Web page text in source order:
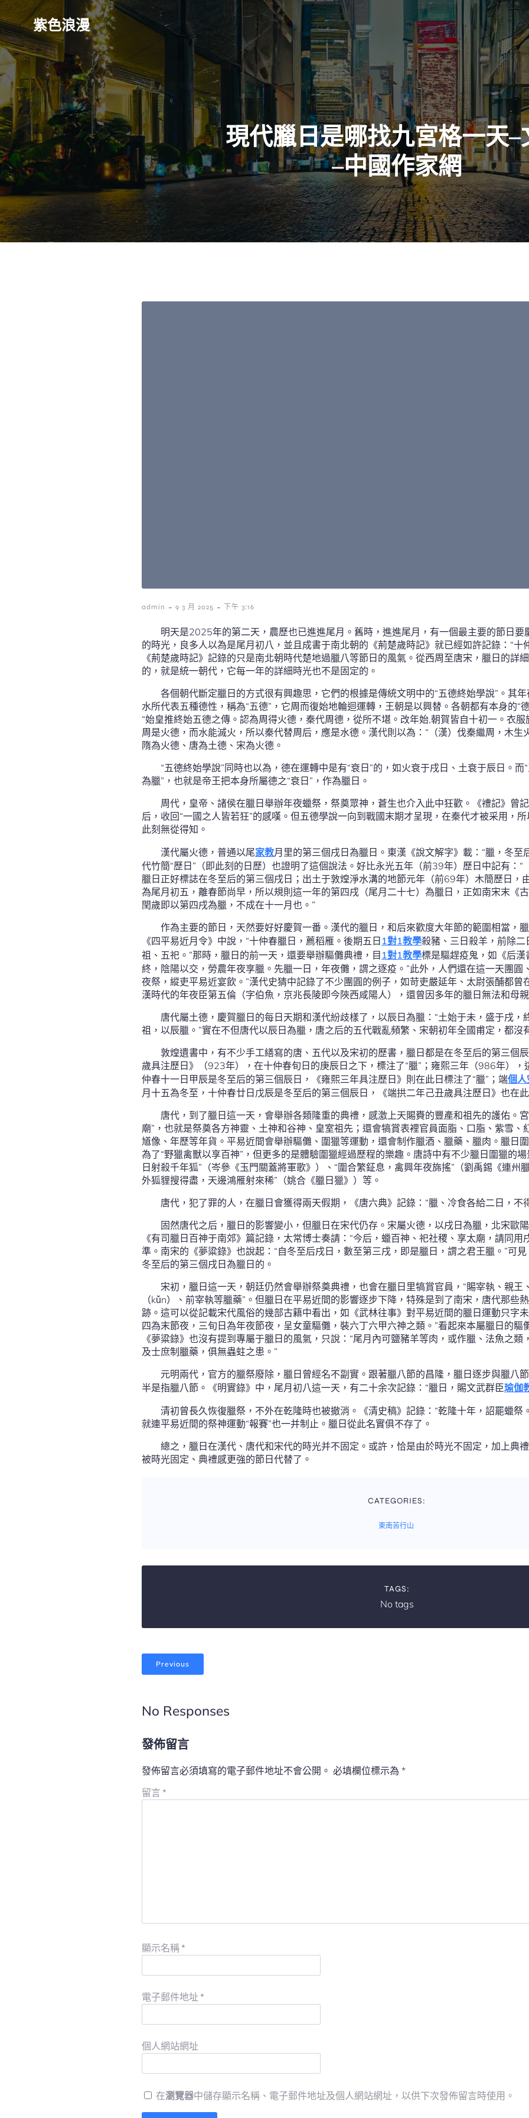
Skip
to
content 紫色浪漫
現代臘日是哪找九宮格一天–
–中國作家網
admin - 9 3 月 2025 - 下午 3:16
明天是2025年的第二天，農歷也已進進尾月。舊時，進進尾月，有一個最主要的節日要
的時光，良多人以為是尾月初八，並且成書于南北朝的《荊楚歲時記》就已經如許記錄：“十
《荊楚歲時記》記錄的只是南北朝時代楚地過臘八等節日的風氣。從西周至唐宋，臘日的詳
的，就是統一朝代，它每一年的詳細時光也不是固定的。
各個朝代斷定臘日的方式很有興趣思，它們的根據是傳統文明中的“五德終始學說”。其
水所代表五種德性，稱為“五德”，它周而復始地輪迴運轉，王朝是以興替。各朝都有本身的“
“始皇推終始五德之傳。認為周得火德，秦代周德，從所不堪。改年始,朝賀皆自十初一。衣
周是火德，而水能滅火，所以秦代替周后，應是水德。漢代則以為：“（漢）伐秦繼周，木生
隋為火德、唐為土德、宋為火德。
“五德終始學說”同時也以為，德在運轉中是有“衰日”的，如火衰于戌日、土衰于辰日。
為臘”，也就是帝王把本身所屬德之“衰日”，作為臘日。
周代，皇帝、諸侯在臘日舉辦年夜蠟祭，祭奠眾神，蒼生也介入此中狂歡。《禮記》曾
后，收回“一國之人皆若狂”的感嘆。但五德學說一向到戰國末期才呈現，在秦代才被采用，
此刻無從得知。
漢代屬火德，普通以尾家教月里的第三個戌日為臘日。東漢《說文解字》載：“臘，冬至
代竹簡“歷日”（即此刻的日歷）也證明了這個說法。好比永光五年（前39年）歷日中記有：“
臘日正好標誌在冬至后的第三個戌日；出土于敦煌淨水溝的地節元年（前69年）木簡歷日，
為尾月初五，離春節尚早，所以規則這一年的第四戌（尾月二十七）為臘日，正如南宋末《
閏歲即以第四戌為臘，不成在十一月也。”
作為主要的節日，天然要好好慶賀一番。漢代的臘日，和后來歡度大年節的範圍相當，
《四平易近月令》中說，“十仲春臘日，薦稻雁。後期五日 1對1教學殺豬、三日殺羊，前除
祖、五祀。”那時，臘日的前一天，還要舉辦驅儺典禮，目 1對1教學標是驅趕疫鬼，如《后
終，陰陽以交，勞農年夜享臘。先臘一日，年夜儺，謂之逐疫。”此外，人們還在這一天團圓
夜祭，縱吏平易近宴飲。”漢代史猜中記錄了不少團圓的例子，如苛吏嚴延年、太尉張酺都曾
漢時代的年夜臣第五倫（字伯魚，京兆長陵即今陜西咸陽人），還曾因多年的臘日無法和母
唐代屬土德，慶賀臘日的每日天期和漢代紛歧樣了，以辰日為臘：“土始于未，盛于戌，
祖，以辰臘。”實在不但唐代以辰日為臘，唐之后的五代戰亂頻繁、宋朝初年全國甫定，都沒
敦煌遺書中，有不少手工繕寫的唐、五代以及宋初的歷書，臘日都是在冬至后的第三個
歲具注歷日》（923年），在十仲春旬日的庚辰日之下，標注了“臘”；雍熙三年（986年）
仲春十一日甲辰是冬至后的第三個辰日，《雍熙三年具注歷日》則在此日標注了“臘”；端個人
月十五為冬至，十仲春廿日戊辰是冬至后的第三個辰日，《端拱二年己丑歲具注歷日》也在
唐代，到了臘日這一天，會舉辦各類隆重的典禮，感激上天賜賚的豐產和祖先的護佑。
廟”，也就是祭奠各方神靈、土神和谷神、皇室祖先；還會犒賞表裡官員面脂、口脂、紫雪、
馗像、年歷等年貨。平易近間會舉辦驅儺、圍獵等運動，還會制作臘酒、臘藥、臘肉。臘日
為了“野獵禽獸以享百神”，但更多的是體驗圍獵經過歷程的樂趣。唐詩中有不少臘日圍獵的
日射殺千年狐”（岑參《玉門關蓋將軍歌》）、“圍合繁鉦息，禽興年夜旆搖”（劉禹錫《連州
外狐貍搜得盡，天邊鴻雁射來稀”（姚合《臘日獵》）等。
唐代，犯了罪的人，在臘日會獲得兩天假期，《唐六典》記錄：“臘、冷食各給二日，不
固然唐代之后，臘日的影響變小，但臘日在宋代仍存。宋屬火德，以戌日為臘，北宋歐
《有司臘日百神于南郊》篇記錄，太常博士奏請：“今后，蠟百神、祀社稷、享太廟，請同用
準。南宋的《夢粱錄》也說起：“自冬至后戌日，數至第三戌，即是臘日，謂之君王臘。”可
冬至后的第三個戌日為臘日的。
宋初，臘日這一天，朝廷仍然會舉辦祭奠典禮，也會在臘日里犒賞官員，“賜宰執、親王
（kǔn）、前宰執等臘藥”。但臘日在平易近間的影響逐步下降，特殊是到了南宋，唐代那些
跡。這可以從記載宋代風俗的幾部古籍中看出，如《武林往事》對平易近間的臘日運動只字
四為末節夜，三旬日為年夜節夜，呈女童驅儺，裝六丁六甲六神之類。”看起來本屬臘日的驅
《夢粱錄》也沒有提到專屬于臘日的風氣，只說：“尾月內可鹽豬羊等肉，或作臘、法魚之
及士庶制臘藥，俱無蟲蛀之患。”
元明兩代，官方的臘祭廢除，臘日曾經名不副實。跟著臘八節的昌隆，臘日逐步與臘八
半是指臘八節。《明實錄》中，尾月初八這一天，有二十余次記錄：“臘日，賜文武群臣瑜伽
清初曾長久恢復臘祭，不外在乾隆時也被撤消。《清史稿》記錄：“乾隆十年，詔罷蠟祭
就連平易近間的祭神運動“報賽”也一并制止。臘日從此名實俱不存了。
總之，臘日在漢代、唐代和宋代的時光并不固定。或許，恰是由於時光不固定，加上典
被時光固定、典禮感更強的節日代替了。
CATEGORIES:
東南苦行山
TAGS:
No tags
Previous
No Responses
發佈留言
發佈留言必須填寫的電子郵件地址不會公開。 必填欄位標示為 *
留言 *
顯示名稱 *
電子郵件地址 *
個人網站網址
在瀏覽器中儲存顯示名稱、電子郵件地址及個人網站網址，以供下次發佈留言時使用。